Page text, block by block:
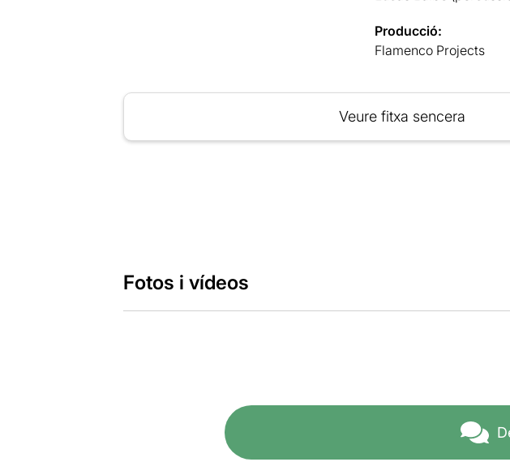
Producció:
Flamenco Projects
Veure fitxa sencera
Fotos i vídeos